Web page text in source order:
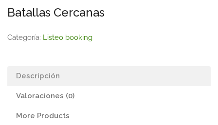
Batallas Cercanas
Categoría: Listeo booking
Descripción
Valoraciones (0)
More Products